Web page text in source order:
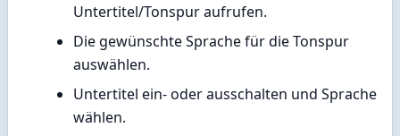
Untertitel/Tonspur aufrufen.
Die gewünschte Sprache für die Tonspur
auswählen.
Untertitel ein- oder ausschalten und Sprache
wählen.